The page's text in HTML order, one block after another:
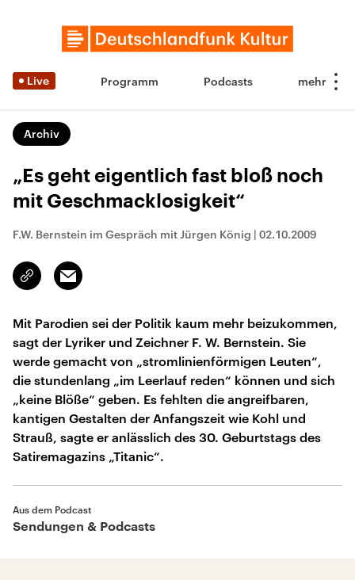
Live Programm Podcasts
Archiv
„Es geht eigentlich fast bloß noch
mit Geschmacklosigkeit“
F.W. Bernstein im Gespräch mit Jürgen König | 02.10.2009
Link
kopieren/teilen
Email
Mit Parodien sei der Politik kaum mehr beizukommen,
sagt der Lyriker und Zeichner F. W. Bernstein. Sie
werde gemacht von „stromlinienförmigen Leuten“,
die stundenlang „im Leerlauf reden“ können und sich
„keine Blöße“ geben. Es fehlten die angreifbaren,
kantigen Gestalten der Anfangszeit wie Kohl und
Strauß, sagte er anlässlich des 30. Geburtstags des
Satiremagazins „Titanic“.
Aus dem Podcast
Sendungen & Podcasts